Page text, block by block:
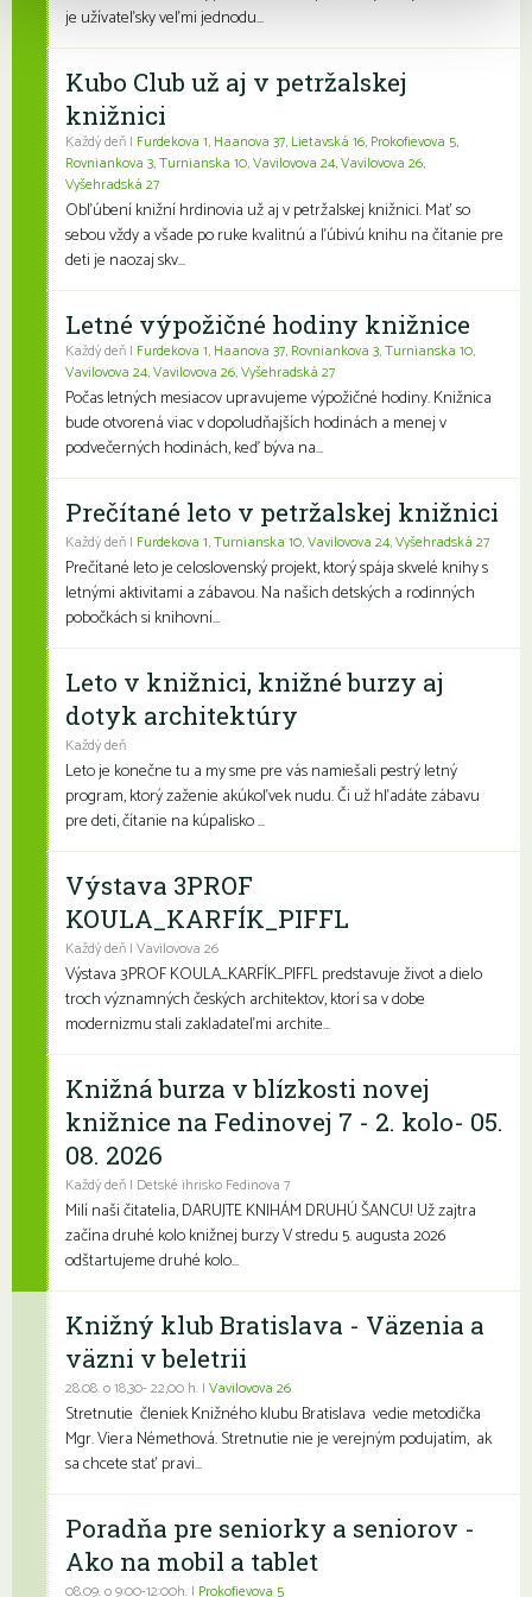
je užívateľsky veľmi jednodu...
Kubo Club už aj v petržalskej
knižnici
Každý deň | Furdekova 1, Haanova 37, Lietavská 16, Prokofievova 5,
Rovniankova 3,Turnianska 10,Vavilovova 24,Vavilovova 26,
Vyšehradská 27
Obľúbení knižní hrdinovia už aj v petržalskej knižnici. Mať so
sebou vždy a všade po ruke kvalitnú a ľúbivú knihu na čítanie pre
deti je naozaj skv...
Letné výpožičné hodiny knižnice
Každý deň | Furdekova 1, Haanova 37, Rovniankova 3,Turnianska 10,
Vavilovova 24,Vavilovova 26,Vyšehradská 27
Počas letných mesiacov upravujeme výpožičné hodiny. Knižnica
bude otvorená viac v dopoludňajších hodinách a menej v
podvečerných hodinách, keď býva na...
Prečítané leto v petržalskej knižnici
Každý deň | Furdekova 1,Turnianska 10,Vavilovova 24,Vyšehradská 27
Prečítané leto je celoslovenský projekt, ktorý spája skvelé knihy s
letnými aktivitami a zábavou. Na našich detských a rodinných
pobočkách si knihovní...
Leto v knižnici, knižné burzy aj
dotyk architektúry
Každý deň
Leto je konečne tu a my sme pre vás namiešali pestrý letný
program, ktorý zaženie akúkoľvek nudu. Či už hľadáte zábavu
pre deti, čítanie na kúpalisko ...
Výstava 3PROF
KOULA_KARFÍK_PIFFL
Každý deň | Vavilovova 26
Výstava 3PROF KOULA_KARFÍK_PIFFL predstavuje život a dielo
troch významných českých architektov, ktorí sa v dobe
modernizmu stali zakladateľmi archite...
Knižná burza v blízkosti novej
knižnice na Fedinovej 7 - 2. kolo- 05.
08. 2026
Každý deň | Detské ihrisko Fedinova 7
Milí naši čitatelia, DARUJTE KNIHÁM DRUHÚ ŠANCU! Už zajtra
začína druhé kolo knižnej burzy V stredu 5. augusta 2026
odštartujeme druhé kolo...
Knižný klub Bratislava - Väzenia a
väzni v beletrii
28.08. o 18,30- 22,00 h. | Vavilovova 26
Stretnutie členiek Knižného klubu Bratislava vedie metodička
Mgr. Viera Némethová. Stretnutie nie je verejným podujatím, ak
sa chcete stať pravi...
Poradňa pre seniorky a seniorov -
Ako na mobil a tablet